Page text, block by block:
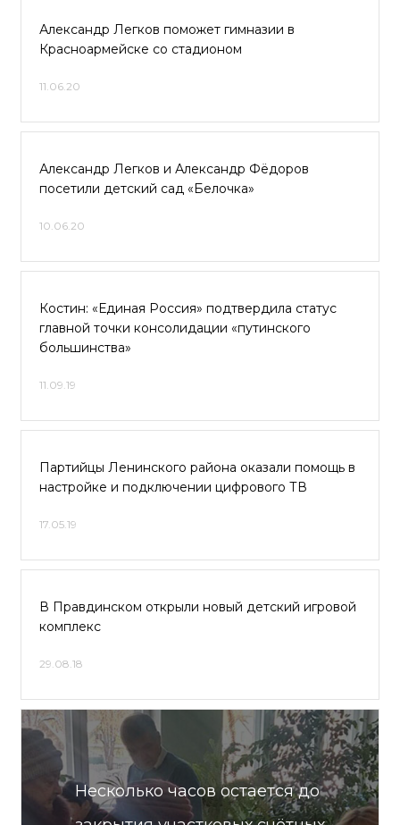
Александр Легков поможет гимназии в
Красноармейске со стадионом
11.06.20
Александр Легков и Александр Фёдоров
посетили детский сад «Белочка»
10.06.20
Костин: «Единая Россия» подтвердила статус
главной точки консолидации «путинского
большинства»
11.09.19
Партийцы Ленинского района оказали помощь в
настройке и подключении цифрового ТВ
17.05.19
В Правдинском открыли новый детский игровой
комплекс
29.08.18
Несколько часов остается до